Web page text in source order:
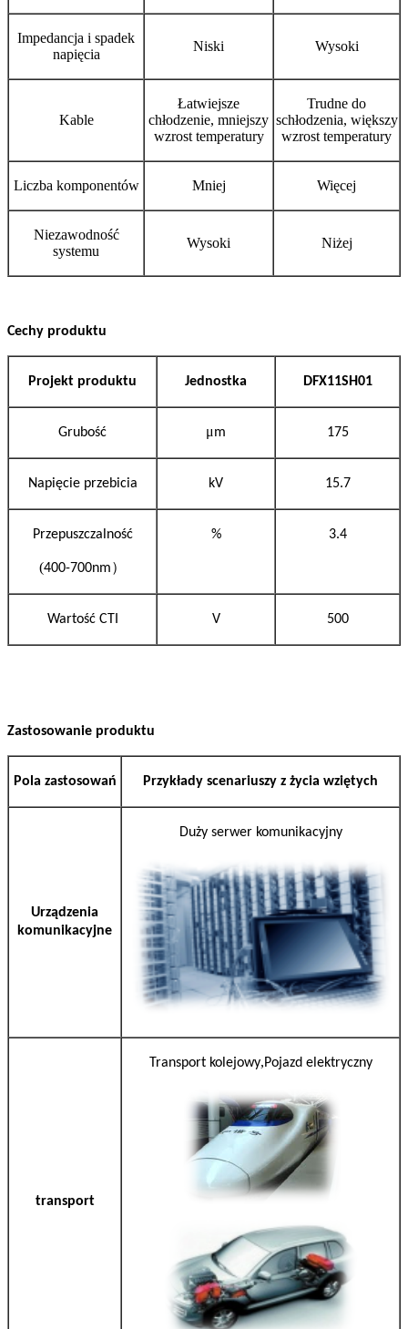
Impedancja i spadek
napięcia
Niski Wysoki
Kable
Łatwiejsze
chłodzenie, mniejszy
wzrost temperatury
Trudne do
schłodzenia, większy
wzrost temperatury
Liczba komponentów Mniej Więcej
Niezawodność
systemu
Wysoki Niżej
Cechy produktu
Projekt produktu Jednostka DFX11SH01
Grubość μm 175
Napięcie przebicia kV 15.7
Przepuszczalność
(400-700nm）
% 3.4
Wartość CTI V 500
Zastosowanie produktu
Pola zastosowań Przykłady scenariuszy z życia wziętych
Urządzenia
komunikacyjne
Duży serwer komunikacyjny
transport
Transport kolejowy,Pojazd elektryczny